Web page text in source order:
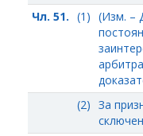
Чл. 51. (1) (Изм. –
(2) За